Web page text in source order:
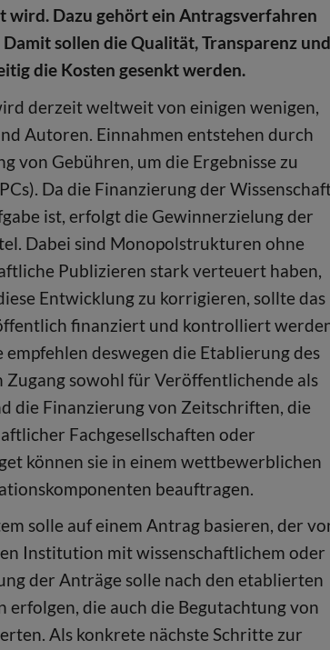
Dazu gehört ein Antragsverfahren
sollen die Qualität, Transparenz und
die Kosten gesenkt werden.
derzeit weltweit von einigen wenigen,
Autoren. Einnahmen entstehen durch
von Gebühren, um die Ergebnisse zu
Da die Finanzierung der
ist, erfolgt die Gewinnerzielung der
Dabei sind Monopolstrukturen ohne
Publizieren stark verteuert haben,
Entwicklung zu korrigieren, sollte das
finanziert und kontrolliert
deswegen die Etablierung des
Zugang sowohl für Veröffentlichende als
die Finanzierung von Zeitschriften, die
Fachgesellschaften oder
können sie in einem wettbewerblichen
beauftragen.
solle auf einem Antrag basieren, der
Institution mit wissenschaftlichem oder
der Anträge solle nach den etablierten
die auch die Begutachtung von
Als konkrete nächste Schritte zur